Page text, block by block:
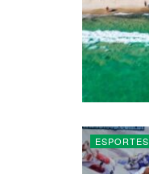
ESPORTES